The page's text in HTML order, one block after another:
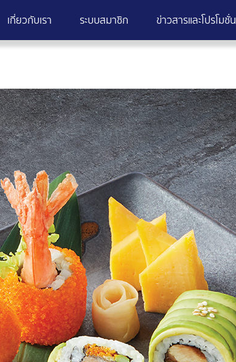
เกี่ยวกับเรา ระบบสมาชิก ข่าวสารและโปรโมชั่น